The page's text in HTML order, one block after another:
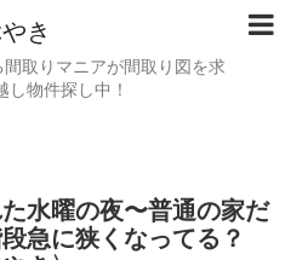
き
取りマニアが間取り図を求
物件探し中！
水曜の夜〜普通の家だ
急に狭くなってる？